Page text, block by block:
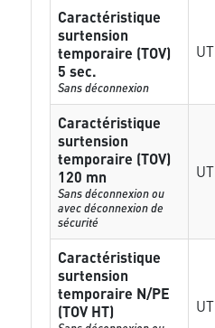
Caractéristique
surtension
temporaire (TOV)
5 sec.
Sans déconnexion
UT
Caractéristique
surtension
temporaire (TOV)
120 mn
Sans déconnexion ou
avec déconnexion de
sécurité
UT
Caractéristique
surtension
temporaire N/PE
(TOV HT)
UT